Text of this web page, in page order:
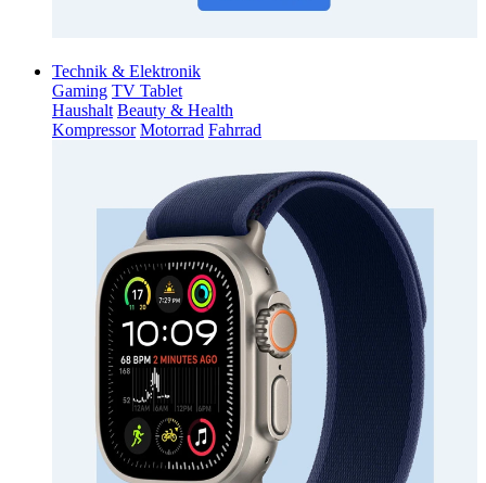
Technik & Elektronik
Gaming TV Tablet
Haushalt Beauty & Health
Kompressor Motorrad Fahrrad